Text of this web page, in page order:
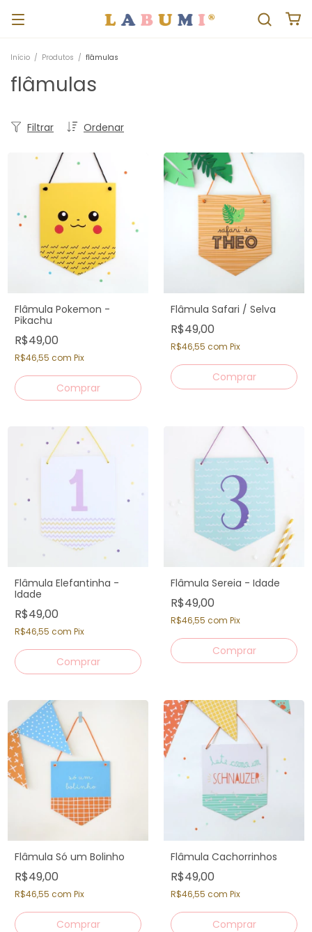
Início / Produtos / flâmulas
flâmulas
Ordenar
Filtrar
Flâmula Pokemon -
Pikachu
R$49,00
R$46,55 com Pix
Flâmula Safari / Selva
R$49,00
R$46,55 com Pix
Flâmula Elefantinha -
Idade
R$49,00
R$46,55 com Pix
Flâmula Sereia - Idade
R$49,00
R$46,55 com Pix
Flâmula Só um Bolinho
R$49,00
R$46,55 com Pix
Flâmula Cachorrinhos
R$49,00
R$46,55 com Pix